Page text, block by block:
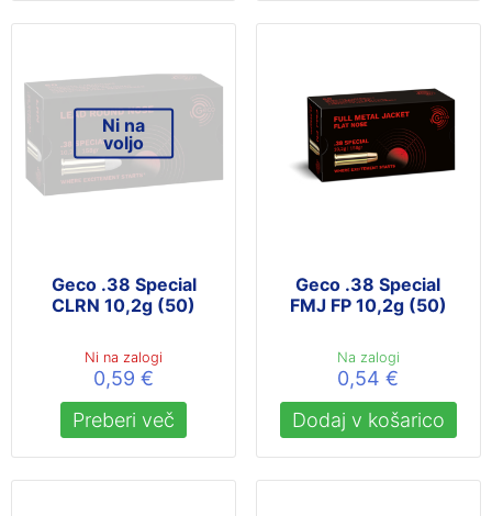
Ni na
voljo
Geco .38 Special
CLRN 10,2g (50)
Ni na zalogi
0,59€
Preberi več
Geco .38 Special
FMJ FP 10,2g (50)
Na zalogi
0,54€
Dodaj v košarico